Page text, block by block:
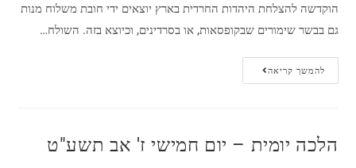
הוקדשה להצלחת היהדות החרדית בארץ יוצאים ידי חובת משלוח מנות
גם בבשר שימורים שבקופסאות, או בסרדינים, וכיוצא בזה. השולח…
להמשך קריאה
הלכה יומית – יום חמישי ז' אב תשע"ט